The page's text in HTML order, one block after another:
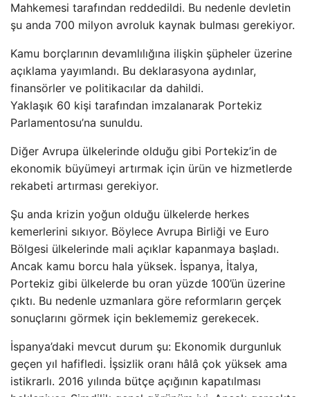
Mahkemesi tarafından reddedildi. Bu nedenle devletin
şu anda 700 milyon avroluk kaynak bulması gerekiyor.
Kamu borçlarının devamlılığına ilişkin şüpheler üzerine
açıklama yayımlandı. Bu deklarasyona aydınlar,
finansörler ve politikacılar da dahildi.
Yaklaşık 60 kişi tarafından imzalanarak Portekiz
Parlamentosu’na sunuldu.
Diğer Avrupa ülkelerinde olduğu gibi Portekiz’in de
ekonomik büyümeyi artırmak için ürün ve hizmetlerde
rekabeti artırması gerekiyor.
Şu anda krizin yoğun olduğu ülkelerde herkes
kemerlerini sıkıyor. Böylece Avrupa Birliği ve Euro
Bölgesi ülkelerinde mali açıklar kapanmaya başladı.
Ancak kamu borcu hala yüksek. İspanya, İtalya,
Portekiz gibi ülkelerde bu oran yüzde 100’ün üzerine
çıktı. Bu nedenle uzmanlara göre reformların gerçek
sonuçlarını görmek için beklememiz gerekecek.
İspanya’daki mevcut durum şu: Ekonomik durgunluk
geçen yıl hafifledi. İşsizlik oranı hâlâ çok yüksek ama
istikrarlı. 2016 yılında bütçe açığının kapatılması